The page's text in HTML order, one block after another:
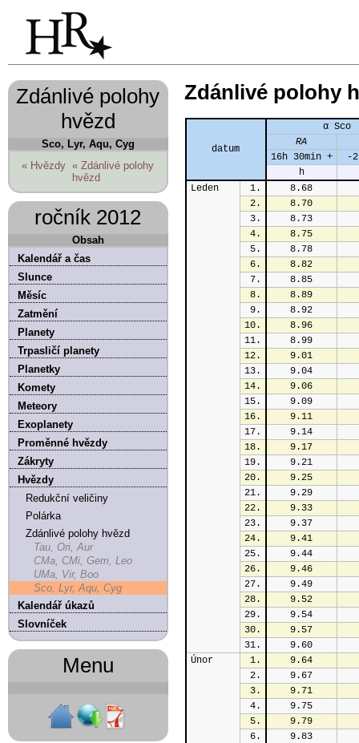
Zdánlivé polohy
hvězd
Sco, Lyr, Aqu, Cyg
« Hvězdy « Zdánlivé polohy
hvězd
ročník 2012
Obsah
Kalendář a čas
Slunce
Měsíc
Zatmění
Planety
Trpasličí planety
Planetky
Komety
Meteory
Exoplanety
Proměnné hvězdy
Zákryty
Hvězdy
Redukční veličiny
Polárka
Zdánlivé polohy hvězd
Tau, Ori, Aur
CMa, CMi, Gem, Leo
UMa, Vir, Boo
Sco, Lyr, Aqu, Cyg
Kalendář úkazů
Slovníček
Menu
Zdánlivé polohy
datum
α Sco
RA
16h 30min +
-
h
Leden
1.
8.68
2.
8.70
3.
8.73
4.
8.75
5.
8.78
6.
8.82
7.
8.85
8.
8.89
9.
8.92
10.
8.96
11.
8.99
12.
9.01
13.
9.04
14.
9.06
15.
9.09
16.
9.11
17.
9.14
18.
9.17
19.
9.21
20.
9.25
21.
9.29
22.
9.33
23.
9.37
24.
9.41
25.
9.44
26.
9.46
27.
9.49
28.
9.52
29.
9.54
30.
9.57
31.
9.60
Únor
1.
9.64
2.
9.67
3.
9.71
4.
9.75
5.
9.79
6.
9.83